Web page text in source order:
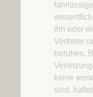
ihn oder
Vertreter
beruhen.
keine
sind,